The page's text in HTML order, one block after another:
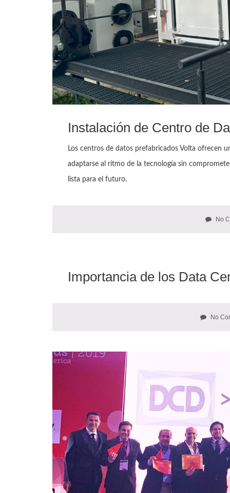
Instalación de Centro de
Los centros de datos prefabricados Volta ofrecen
adaptarse al ritmo de la tecnología sin
lista para el futuro.
No
Importancia de los Data
No